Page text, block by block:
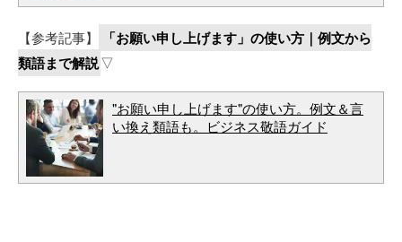
【参考記事】
「お願い申し上げます」の使い方｜例文から
類語まで解説▽
"お願い申し上げます"の使い方。例文＆言
い換え類語も。ビジネス敬語ガイド